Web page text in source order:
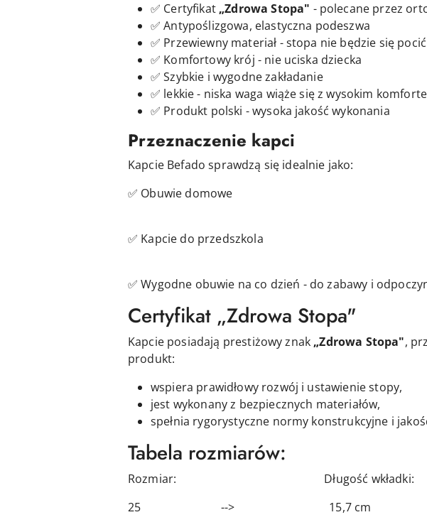
✅ Certyfikat„Zdrowa Stopa" - polecane przez
✅ Antypoślizgowa, elastyczna podeszwa
✅ Przewiewny materiał - stopa nie będzie się pocić
✅ Komfortowy krój - nie uciska dziecka
✅ Szybkie i wygodne zakładanie
✅ lekkie - niska waga wiąże się z wysokim
✅ Produkt polski - wysoka jakość wykonania
Przeznaczenie kapci
Kapcie Befado sprawdzą się idealnie jako:
✅ Obuwie domowe
✅ Kapcie do przedszkola
✅ Wygodne obuwie na co dzień - do zabawy i
Certyfikat „Zdrowa Stopa"
Kapcie posiadają prestiżowy znak„Zdrowa Stopa",
produkt:
wspiera prawidłowy rozwój i ustawienie stopy,
jest wykonany z bezpiecznych materiałów,
spełnia rygorystyczne normy konstrukcyjne i
Tabela rozmiarów:
Rozmiar: Długość wkładki:
25 --> 15,7 cm